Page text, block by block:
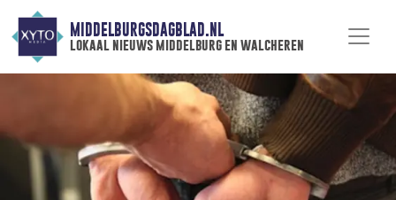
MIDDELBURGSDAGBLAD.NL
lokaal nieuws middelburg en walcheren